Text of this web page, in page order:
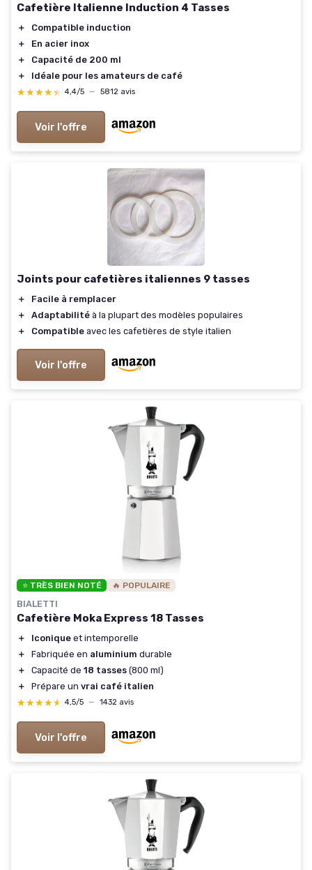
Cafetière Italienne Induction 4 Tasses
＋
Compatible induction
＋
En acier inox
＋
Capacité de 200 ml
＋
Idéale pour les amateurs de café
★★★★★
★★★★★ 4,4/5 — 5812 avis
Voir l'offre
Joints pour cafetières italiennes 9 tasses
＋
Facile à remplacer
＋
Adaptabilité à la plupart des modèles populaires
＋
Compatible avec les cafetières de style italien
Voir l'offre
⭐ TRÈS BIEN NOTÉ 🔥 POPULAIRE
BIALETTI
Cafetière Moka Express 18 Tasses
＋ Iconique et intemporelle
＋
Fabriquée en aluminium durable
＋
Capacité de 18 tasses (800 ml)
＋
Prépare un vrai café italien
★★★★★
★★★★★ 4,5/5 — 1432 avis
Voir l'offre